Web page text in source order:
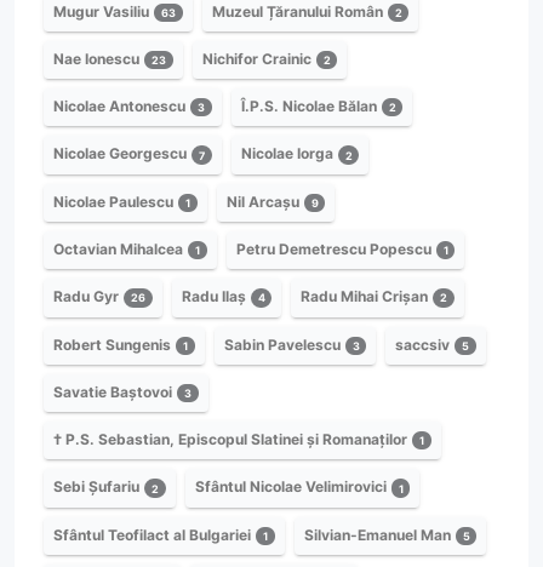
Mugur Vasiliu 63 Muzeul Țăranului Român 2
Nae Ionescu 23 Nichifor Crainic 2
Nicolae Antonescu 3 Î.P.S. Nicolae Bălan 2
Nicolae Georgescu 7 Nicolae Iorga 2
Nicolae Paulescu 1 Nil Arcașu 9
Octavian Mihalcea 1 Petru Demetrescu Popescu 1
Radu Gyr 26 Radu Ilaș 4 Radu Mihai Crișan 2
Robert Sungenis 1 Sabin Pavelescu 3 saccsiv 5
Savatie Baștovoi 3
† P.S. Sebastian, Episcopul Slatinei și Romanaților 1
Sebi Șufariu 2 Sfântul Nicolae Velimirovici 1
Sfântul Teofilact al Bulgariei 1 Silvian-Emanuel Man 5